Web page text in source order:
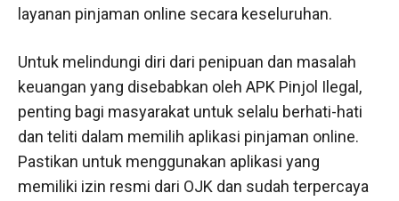
layanan pinjaman online secara keseluruhan.
Untuk melindungi diri dari penipuan dan masalah
keuangan yang disebabkan oleh APK Pinjol Ilegal,
penting bagi masyarakat untuk selalu berhati-hati
dan teliti dalam memilih aplikasi pinjaman online.
Pastikan untuk menggunakan aplikasi yang
memiliki izin resmi dari OJK dan sudah terpercaya